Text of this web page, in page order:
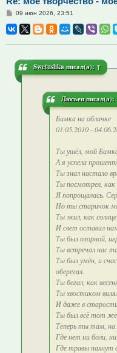
Сообщение
09 июн 2026, 23:51
Swetushkaписал(а): ↑
Люсьенписал(а):
Бимка на облачке
01.05.2010 -
Ты ушёл, мой
А я успела
Ты знал настало
Ты посмотрел,
Я попрощалась.
Но ты старичок
Ты жил, как
И свет оставил
Ты был озорной,
Ты встречал нас
Ты был умён, и
оберегал.
Ты бегал, как
Ты хвостиком
И даже в
Ты был всё тот
Теперь ты там, на
Где нет ни боли,
Где травы пахнут